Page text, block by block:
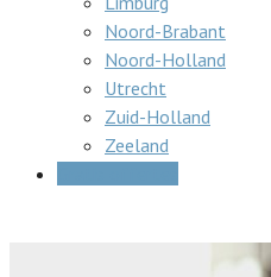
Noord-Brabant
Noord-Holland
Utrecht
Zuid-Holland
Zeeland